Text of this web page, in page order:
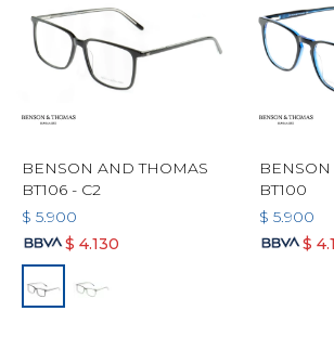
BENSON AND THOMAS
BT106 - C2
$ 5.900
$ 4.130
BT100
$ 5.900
$